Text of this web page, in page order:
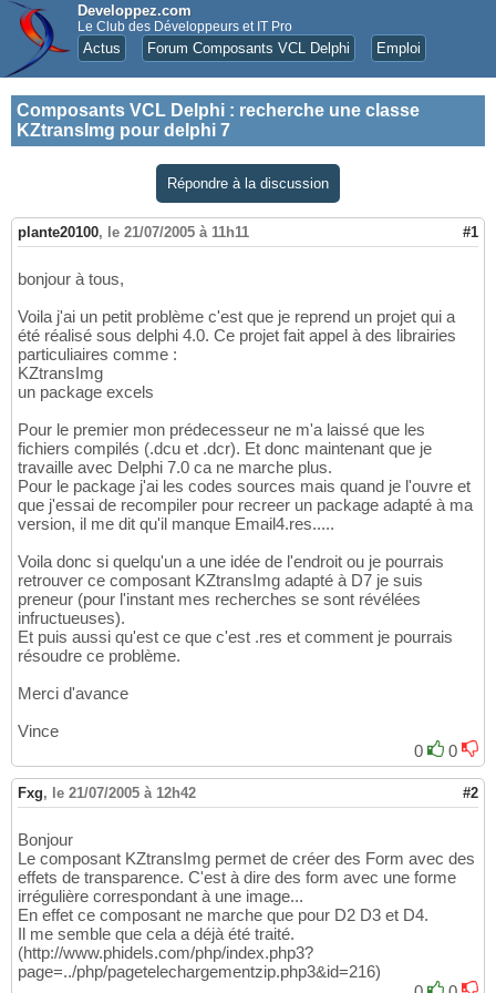
Developpez.com
Le Club des Développeurs et IT Pro
Actus Forum Composants VCL Delphi Emploi
Composants VCL Delphi : recherche une classe
KZtransImg pour delphi 7
Répondre à la discussion
plante20100, le 21/07/2005 à 11h11 #1
bonjour à tous,
Voila j'ai un petit problème c'est que je reprend un projet qui a
été réalisé sous delphi 4.0. Ce projet fait appel à des librairies
particuliaires comme :
KZtransImg
un package excels
Pour le premier mon prédecesseur ne m'a laissé que les
fichiers compilés (.dcu et .dcr). Et donc maintenant que je
travaille avec Delphi 7.0 ca ne marche plus.
Pour le package j'ai les codes sources mais quand je l'ouvre et
que j'essai de recompiler pour recreer un package adapté à ma
version, il me dit qu'il manque Email4.res.....
Voila donc si quelqu'un a une idée de l'endroit ou je pourrais
retrouver ce composant KZtransImg adapté à D7 je suis
preneur (pour l'instant mes recherches se sont révélées
infructueuses).
Et puis aussi qu'est ce que c'est .res et comment je pourrais
résoudre ce problème.
Merci d'avance
Vince
0
0
Fxg, le 21/07/2005 à 12h42 #2
Bonjour
Le composant KZtransImg permet de créer des Form avec des
effets de transparence. C'est à dire des form avec une forme
irrégulière correspondant à une image...
En effet ce composant ne marche que pour D2 D3 et D4.
Il me semble que cela a déjà été traité.
(http://www.phidels.com/php/index.php3?
page=../php/pagetelechargementzip.php3&id=216)